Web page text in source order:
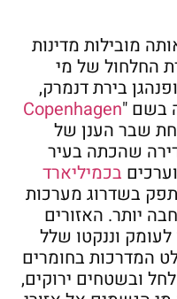
מובילות מדינות
החלחול של מי
בירת דנמרק,
בשם "Copenhagen
שבר הענן של
שהכתה בעיר
בכמיליארד
בשדרוג מערכות
יותר. האזורים
וננקטו שלל
המדרכות בחומרים
ובשטחים ירוקים,